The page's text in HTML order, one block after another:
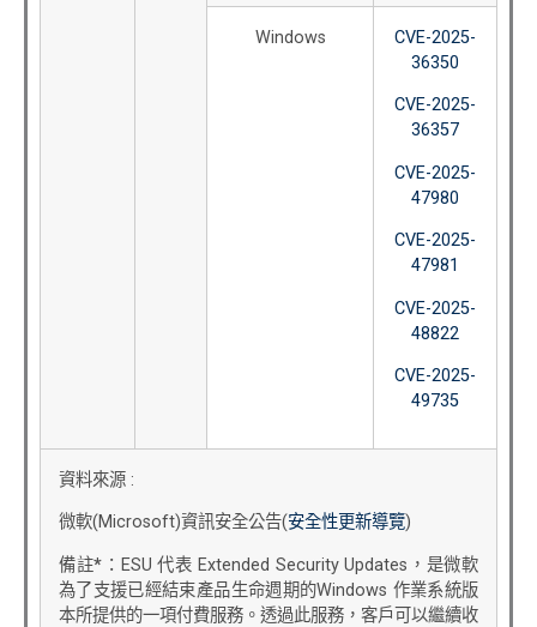
Windows
CVE-2025-
36350
CVE-2025-
36357
CVE-2025-
47980
CVE-2025-
47981
CVE-2025-
48822
CVE-2025-
49735
資料來源 :
微軟(Microsoft)資訊安全公告(安全性更新導覽)
備註* ：ESU 代表 Extended Security Updates，是微軟
為了支援已經結束產品生命週期的Windows 作業系統版
本所提供的一項付費服務。透過此服務，客戶可以繼續收